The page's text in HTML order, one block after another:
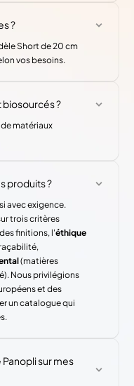
?
Short de 20 cm
vos besoins.
?
matériaux
produits ?
avec exigence.
trois critères
finitions, l'éthique
(matières
Nous privilégions
et des
un catalogue qui
sur mes